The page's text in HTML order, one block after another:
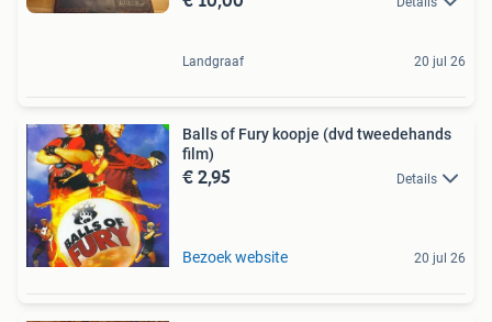
Landgraaf 20 jul 26
Balls of Fury koopje (dvd tweedehands
film)
€ 2,95 Details
Bezoek website 20 jul 26